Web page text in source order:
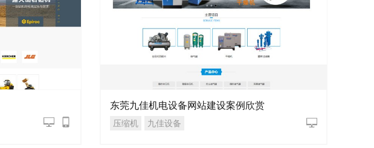
东莞九佳机电设备网站建设案例欣赏
压缩机 九佳设备